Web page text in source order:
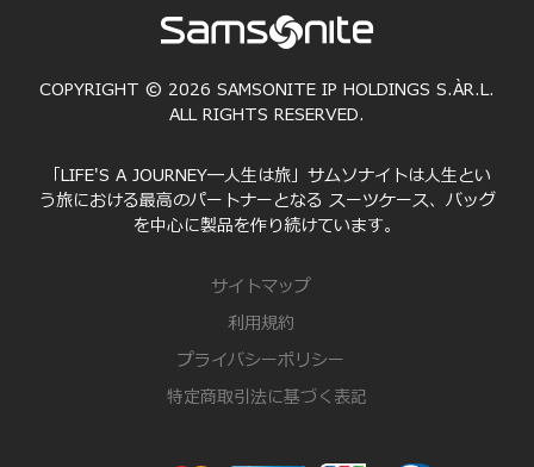
COPYRIGHT © 2026 SAMSONITE IP HOLDINGS S.ÀR.L.
ALL RIGHTS RESERVED.
「LIFE'S A JOURNEY―人生は旅」サムソナイトは人生とい
う旅における最高のパートナーとなる スーツケース、バッグ
を中心に製品を作り続けています。
サイトマップ
利用規約
プライバシーポリシー
特定商取引法に基づく表記